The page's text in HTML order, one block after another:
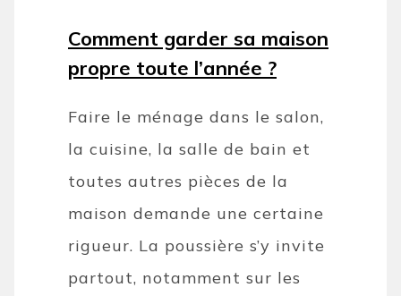
Comment garder sa maison
propre toute l’année ?
Faire le ménage dans le salon,
la cuisine, la salle de bain et
toutes autres pièces de la
maison demande une certaine
rigueur. La poussière s’y invite
partout, notamment sur les